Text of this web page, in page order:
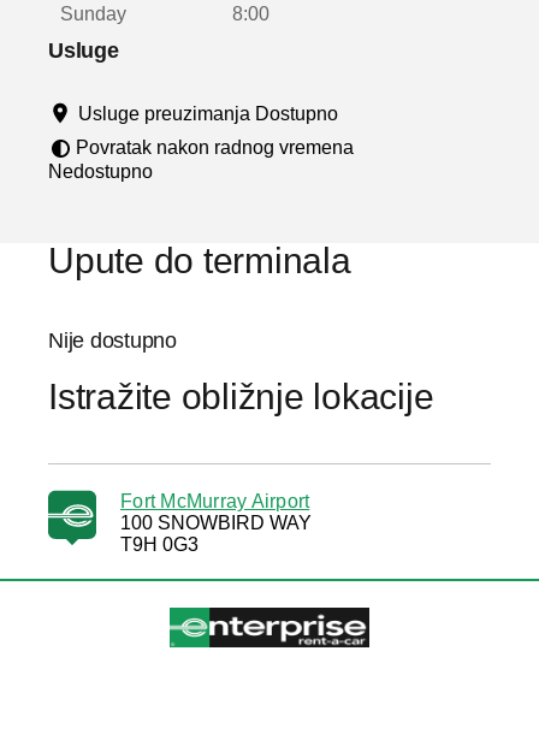
u
Sunday 8:00
Usluge
Usluge preuzimanja Dostupno
Povratak nakon radnog vremena
Nedostupno
Upute do terminala
Nije dostupno
Istražite obližnje lokacije
Fort McMurray Airport
100 SNOWBIRD WAY
T9H 0G3